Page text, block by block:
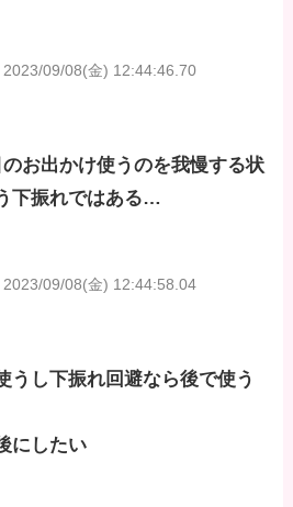
2023/09/08(金) 12:44:46.70
お出かけ使うのを我慢する状
下振れではある…
2023/09/08(金) 12:44:58.04
うし下振れ回避なら後で使う
にしたい